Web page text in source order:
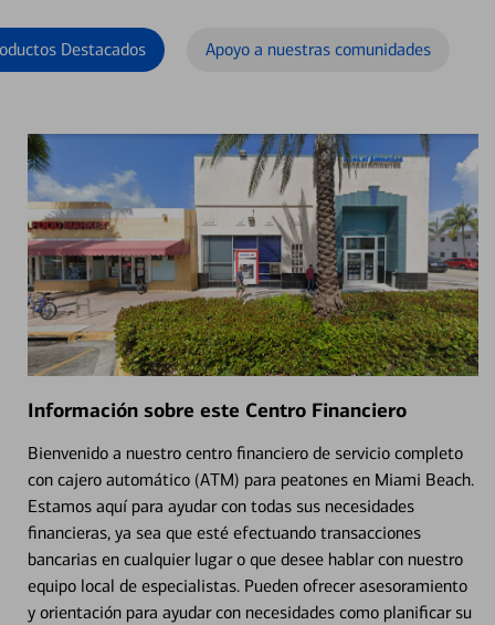
Destacados Apoyo a nuestras comunidades
Información sobre este Centro Financiero
Bienvenido a nuestro centro financiero de servicio completo
con cajero automático (ATM) para peatones en Miami Beach.
Estamos aquí para ayudar con todas sus necesidades
financieras, ya sea que esté efectuando transacciones
bancarias en cualquier lugar o que desee hablar con nuestro
equipo local de especialistas. Pueden ofrecer asesoramiento
y orientación para ayudar con necesidades como planificar su